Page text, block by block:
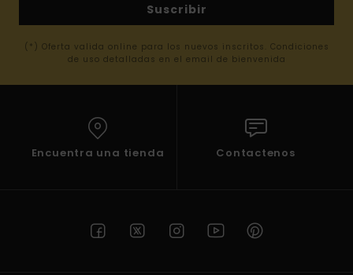
Suscribir
(*) Oferta valida online para los nuevos inscritos. Condiciones
de uso detalladas en el email de bienvenida
Encuentra una tienda Contactenos